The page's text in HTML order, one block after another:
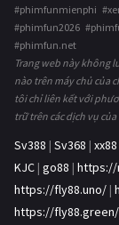
#phimfunmienphi
#phimfun2026
#phimfun.net
Trang web này không
nào trên máy chủ của
tôi chỉ liên kết với
trữ trên các dịch vụ
Sv388 | Sv368 | xx88
KJC | go88 | https://
https://fly88.uno/ |
https://fly88.green/